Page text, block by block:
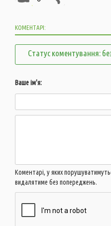
КОМЕНТАРІ:
Статус коментування:
Ваше ім'я:
Коментарі, у яких
видалятиме без попереджень.